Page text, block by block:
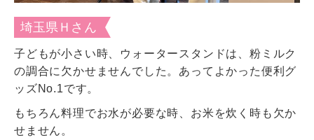
埼玉県Ｈさん
子どもが小さい時、ウォータースタンドは、粉ミルク
の調合に欠かせませんでした。あってよかった便利グ
ッズNo.1です。
もちろん料理でお水が必要な時、お米を炊く時も欠か
せません。